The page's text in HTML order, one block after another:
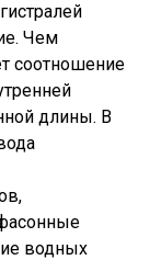
Чем
соотношение
длины. В
водных